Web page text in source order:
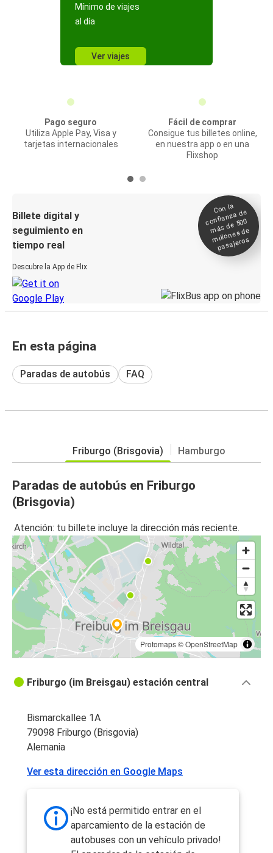
Mínimo de viajes
al día
Ver viajes
Pago seguro
Utiliza Apple Pay, Visa y
tarjetas internacionales
Fácil de comprar
Consigue tus billetes online,
en nuestra app o en una
Flixshop
Billete digital y
seguimiento en
tiempo real
Descubre la App de Flix
Con la
confianza de
más de 500
millones de
pasajeros
En esta página
Paradas de autobús FAQ
Friburgo (Brisgovia) Hamburgo
Paradas de autobús en Friburgo
(Brisgovia)
Atención: tu billete incluye la dirección más reciente.
Protomaps©OpenStreetMap
Friburgo (im Breisgau) estación central
Bismarckallee 1A
79098 Friburgo (Brisgovia)
Alemania
Ver esta dirección en Google Maps
¡No está permitido entrar en el
aparcamiento de la estación de
autobuses con un vehículo privado!